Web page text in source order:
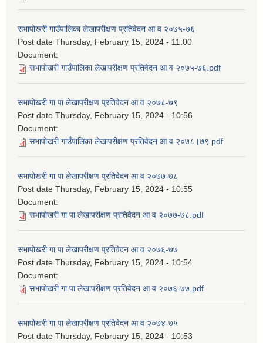
सभापोखरी गाउँपालिका लेखापरीक्षण प्रतिवेदन आ व २०७५-७६
Post date Thursday, February 15, 2024 - 11:00
Document:
सभापोखरी गाउँपालिका लेखापरीक्षण प्रतिवेदन आ व २०७५-७६.pdf
सभापोखरी गा पा लेखापरीक्षण प्रतिवेदन आ व २०७८-७९
Post date Thursday, February 15, 2024 - 10:56
Document:
सभापोखरी गाउँपालिका लेखापरीक्षण प्रतिवेदन आ व २०७८।७९.pdf
सभापोखरी गा पा लेखापरीक्षण प्रतिवेदन आ व २०७७-७८
Post date Thursday, February 15, 2024 - 10:55
Document:
सभापोखरी गा पा लेखापरीक्षण प्रतिवेदन आ व २०७७-७८.pdf
सभापोखरी गा पा लेखापरीक्षण प्रतिवेदन आ व २०७६-७७
Post date Thursday, February 15, 2024 - 10:54
Document:
सभापोखरी गा पा लेखापरीक्षण प्रतिवेदन आ व २०७६-७७.pdf
सभापोखरी गा पा लेखापरीक्षण प्रतिवेदन आ व २०७४-७५
Post date Thursday, February 15, 2024 - 10:53